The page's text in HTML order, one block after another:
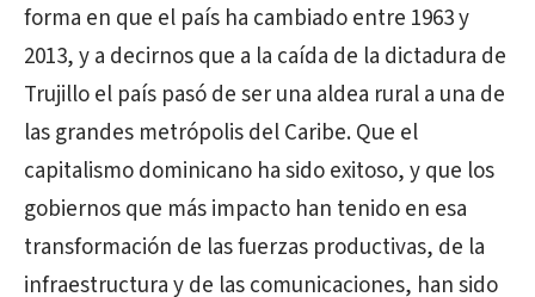
forma en que el país ha cambiado entre 1963 y
2013, y a decirnos que a la caída de la dictadura de
Trujillo el país pasó de ser una aldea rural a una de
las grandes metrópolis del Caribe. Que el
capitalismo dominicano ha sido exitoso, y que los
gobiernos que más impacto han tenido en esa
transformación de las fuerzas productivas, de la
infraestructura y de las comunicaciones, han sido